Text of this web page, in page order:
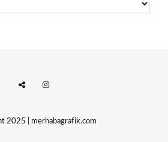
2025 | merhabagrafik.com